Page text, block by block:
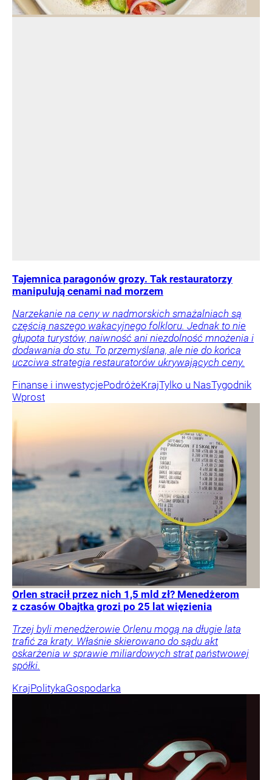
Tajemnica paragonów grozy. Tak restauratorzy
manipulują cenami nad morzem
Narzekanie na ceny w nadmorskich smażalniach są
częścią naszego wakacyjnego folkloru. Jednak to nie
głupota turystów, naiwność ani niezdolność mnożenia i
dodawania do stu. To przemyślana, ale nie do końca
uczciwa strategia restauratorów ukrywających ceny.
Finanse i inwestycjePodróżeKrajTylko u NasTygodnik
Wprost
Orlen stracił przez nich 1,5 mld zł? Menedżerom
z czasów Obajtka grozi po 25 lat więzienia
Trzej byli menedżerowie Orlenu mogą na długie lata
trafić za kraty. Właśnie skierowano do sądu akt
oskarżenia w sprawie miliardowych strat państwowej
spółki.
KrajPolitykaGospodarka